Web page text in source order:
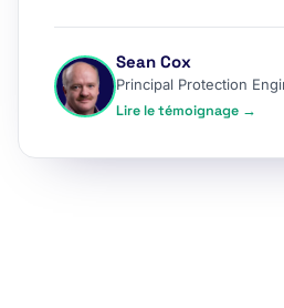
Sean Cox
Principal Protection
Lire le témoignage →